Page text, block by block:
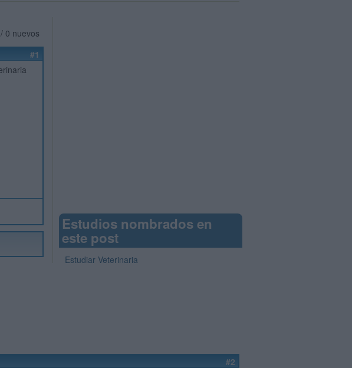
0 nuevos
#1
Estudios nombrados en
este post
Estudiar Veterinaria
#2